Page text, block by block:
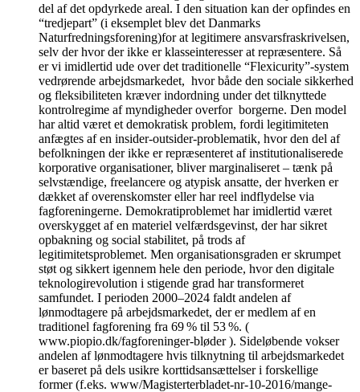
del af det opdyrkede areal. I den situation kan der opfindes en
“tredjepart” (i eksemplet blev det Danmarks
Naturfredningsforening)for at legitimere ansvarsfraskrivelsen,
selv der hvor der ikke er klasseinteresser at repræsentere. Så
er vi imidlertid ude over det traditionelle “Flexicurity”-system
vedrørende arbejdsmarkedet, hvor både den sociale sikkerhed
og fleksibiliteten kræver indordning under det tilknyttede
kontrolregime af myndigheder overfor borgerne. Den model
har altid været et demokratisk problem, fordi legitimiteten
anfægtes af en insider-outsider-problematik, hvor den del af
befolkningen der ikke er repræsenteret af institutionaliserede
korporative organisationer, bliver marginaliseret – tænk på
selvstændige, freelancere og atypisk ansatte, der hverken er
dækket af overenskomster eller har reel indflydelse via
fagforeningerne. Demokratiproblemet har imidlertid været
overskygget af en materiel velfærdsgevinst, der har sikret
opbakning og social stabilitet, på trods af
legitimitetsproblemet. Men organisationsgraden er skrumpet
støt og sikkert igennem hele den periode, hvor den digitale
teknologirevolution i stigende grad har transformeret
samfundet. I perioden 2000–2024 faldt andelen af
lønmodtagere på arbejdsmarkedet, der er medlem af en
traditionel fagforening fra 69 % til 53 %. (
www.piopio.dk/fagforeninger-bløder ). Sideløbende vokser
andelen af lønmodtagere hvis tilknytning til arbejdsmarkedet
er baseret på dels usikre korttidsansættelser i forskellige
former (f.eks. www/Magisterterbladet-nr-10-2016/mange-